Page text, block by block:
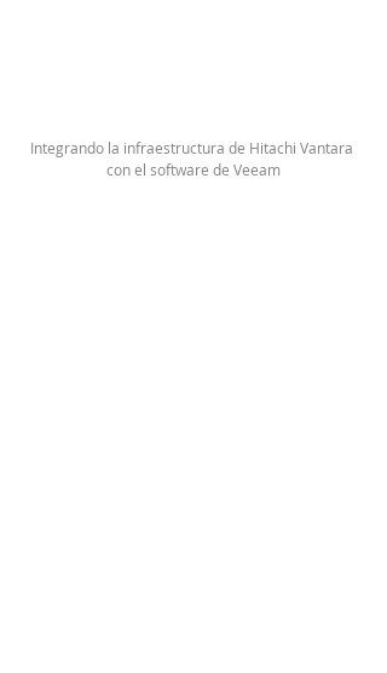
Integrando la infraestructura de Hitachi Vantara
con el software de Veeam